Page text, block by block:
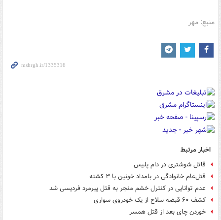
منبع: مهر
اخبار مرتبط
قاتل شوشتری در دام پلیس
قتل‌عام خانوادگی در بامداد خونین با ۳ کشته
عدم توانایی در کنترل خشم منجر به قتل پیرمرد فردیسی شد
کشف ۶۰ قبضه سلاح از یک خودروی سواری
خوردن چای بعد از قتل همسر